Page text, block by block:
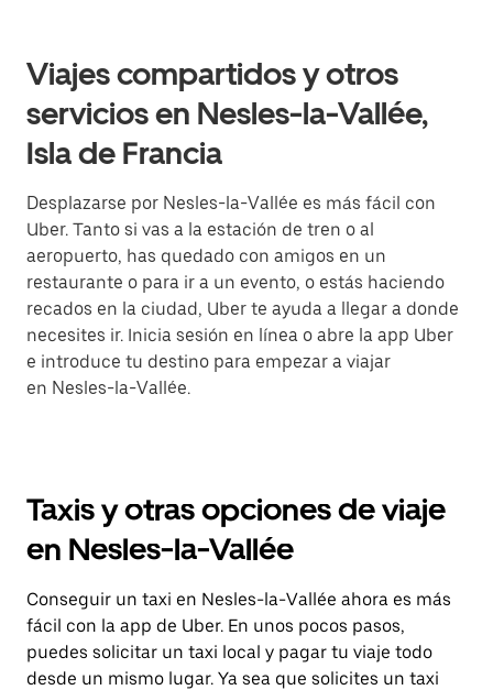
Viajes compartidos y otros
servicios en Nesles-la-Vallée,
Isla de Francia
Desplazarse por Nesles-la-Vallée es más fácil con
Uber. Tanto si vas a la estación de tren o al
aeropuerto, has quedado con amigos en un
restaurante o para ir a un evento, o estás haciendo
recados en la ciudad, Uber te ayuda a llegar a donde
necesites ir. Inicia sesión en línea o abre la app Uber
e introduce tu destino para empezar a viajar
en Nesles-la-Vallée.
Taxis y otras opciones de viaje
en Nesles-la-Vallée
Conseguir un taxi en Nesles-la-Vallée ahora es más
fácil con la app de Uber. En unos pocos pasos,
puedes solicitar un taxi local y pagar tu viaje todo
desde un mismo lugar. Ya sea que solicites un taxi